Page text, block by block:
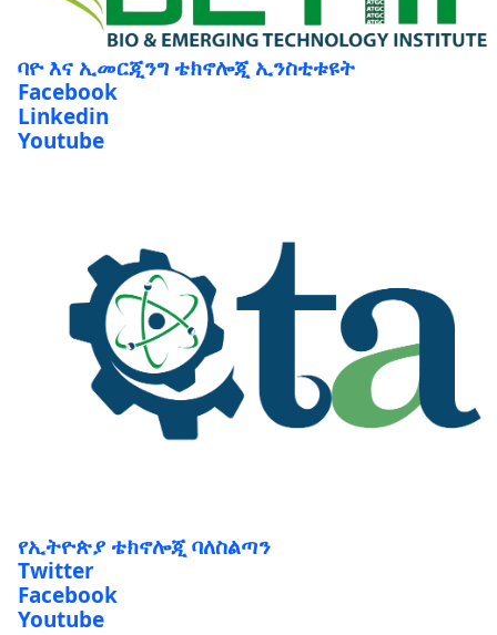
ባዮ እና ኢመርጂንግ ቴክኖሎጂ ኢንስቲቱዩት
Facebook
Linkedin
Youtube
የኢትዮጵያ ቴክኖሎጂ ባለስልጣን
Twitter
Facebook
Youtube